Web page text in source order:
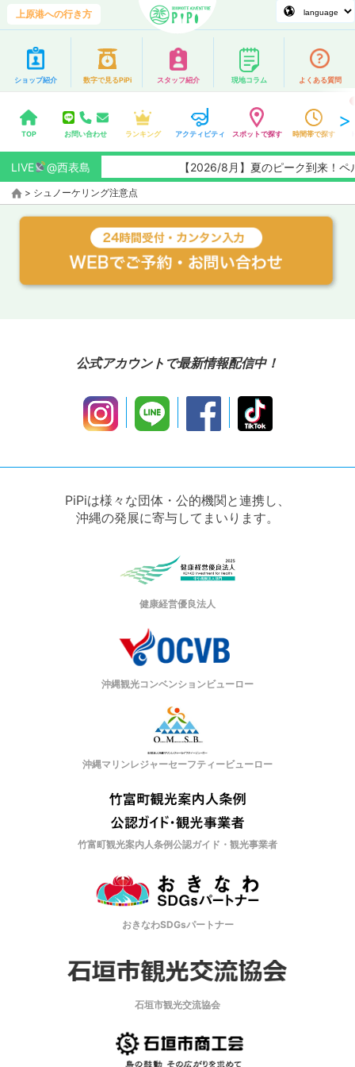
上原港への行き方
ショップ紹介 数字で見るPiPi スタッフ紹介 現地コラム よくある質問
TOP お問い合わせ ランキング アクティビティ スポットで探す 時間帯で探す
LIVE @西表島 【2026/8月】夏のピーク到来！
> シュノーケリング注意点
公式アカウントで最新情報配信中！
PiPiは様々な団体・公的機関と連携し、
沖縄の発展に寄与してまいります。
健康経営優良法人
沖縄観光コンベンションビューロー
沖縄マリンレジャーセーフティービューロー
竹富町観光案内人条例公認ガイド・観光事業者
おきなわSDGsパートナー
石垣市観光交流協会